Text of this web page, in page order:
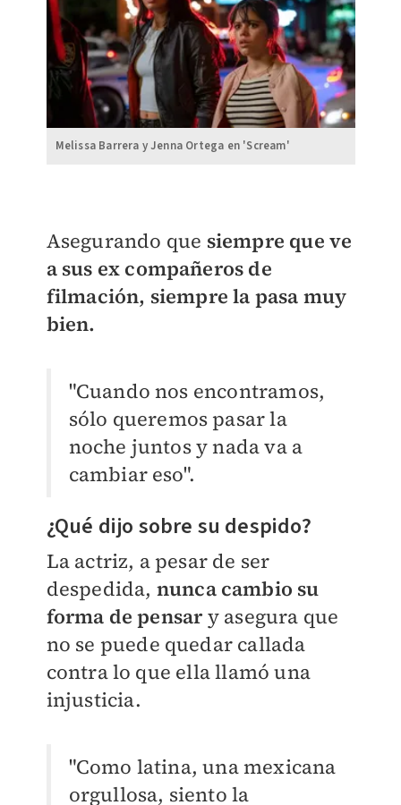
Melissa Barrera y Jenna Ortega en 'Scream'
Asegurando que siempre que ve
a sus ex compañeros de
filmación, siempre la pasa muy
bien.
"Cuando nos encontramos,
sólo queremos pasar la
noche juntos y nada va a
cambiar eso".
¿Qué dijo sobre su despido?
La actriz, a pesar de ser
despedida, nunca cambio su
forma de pensary asegura que
no se puede quedar callada
contra lo que ella llamó una
injusticia.
"Como latina, una mexicana
orgullosa, siento la